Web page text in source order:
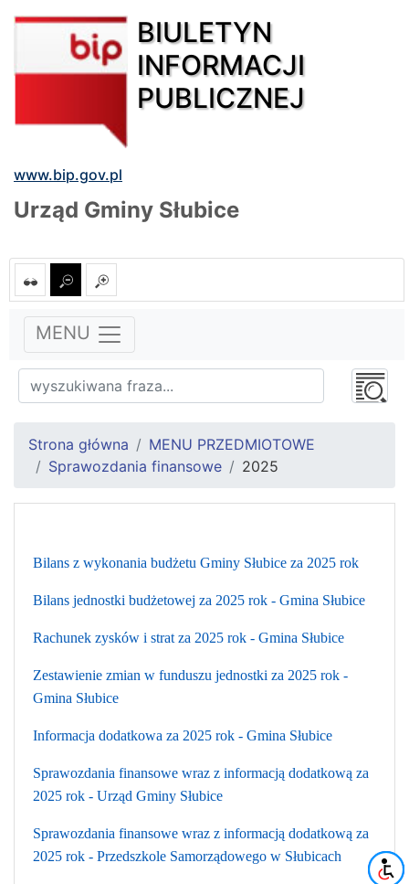
BIULETYN
INFORMACJI
PUBLICZNEJ
www.bip.gov.pl
Urząd Gminy Słubice
MENU
Strona główna
MENU PRZEDMIOTOWE
Sprawozdania finansowe
2025
Bilans z wykonania budżetu Gminy Słubice za 2025 rok
Bilans jednostki budżetowej za 2025 rok - Gmina Słubice
Rachunek zysków i strat za 2025 rok - Gmina Słubice
Zestawienie zmian w funduszu jednostki za 2025 rok -
Gmina Słubice
Informacja dodatkowa za 2025 rok - Gmina Słubice
Sprawozdania finansowe wraz z informacją dodatkową za
2025 rok - Urząd Gminy Słubice
Sprawozdania finansowe wraz z informacją dodatkową za
2025 rok - Przedszkole Samorządowego w Słubicach